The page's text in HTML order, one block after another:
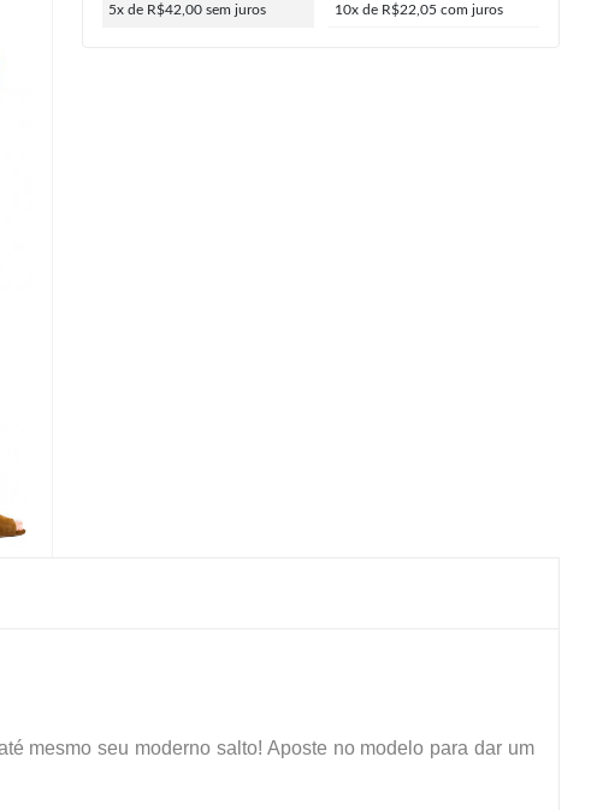
5x de R$42,00 sem juros 10x de R$22,05 com juros
mesmo seu moderno salto! Aposte no modelo para dar um